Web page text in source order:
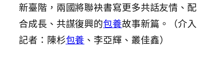
新臺階，兩國將聯袂書寫更多共話友情、配
合成長、共謀復興的包養故事新篇。（介入
記者：陳杉包養 、李亞輝、叢佳鑫）